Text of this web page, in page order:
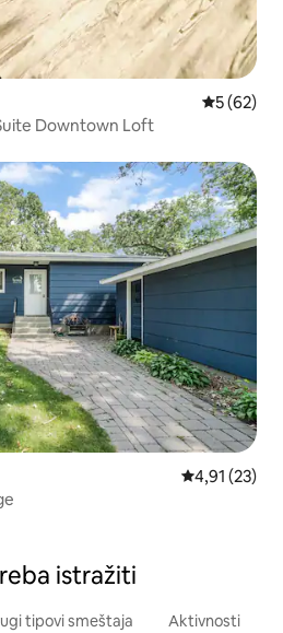
Prosečna
5 (62)
Downtown Loft
Prosečna
4,91 (23)
istražiti
tipovi smeštaja Aktivnosti